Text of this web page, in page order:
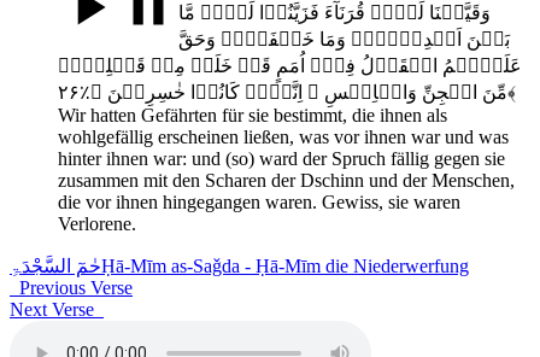
وَقَیَّضۡنَا لَہُمۡ قُرَنَآءَ فَزَیَّنُوۡا لَہُمۡ مَّا
بَیۡنَ اَیۡدِیۡہِمۡ وَمَا خَلۡفَہُمۡ وَحَقَّ
عَلَیۡہِمُ الۡقَوۡلُ فِیۡۤ اُمَمٍ قَدۡ خَلَتۡ مِنۡ قَبۡلِہِمۡ
مِّنَ الۡجِنِّ وَالۡاِنۡسِ ۚ اِنَّہُمۡ کَانُوۡا خٰسِرِیۡنَ ﴿٪۲۶﴾
Wir hatten Gefährten für sie bestimmt, die ihnen als
wohlgefällig erscheinen ließen, was vor ihnen war und was
hinter ihnen war: und (so) ward der Spruch fällig gegen sie
zusammen mit den Scharen der Dschinn und der Menschen,
die vor ihnen hingegangen waren. Gewiss, sie waren
Verlorene.
حٰمٓ السَّجْدَۃِḤā-Mīm as-Saǧda - Ḥā-Mīm die Niederwerfung
Previous Verse
Next Verse